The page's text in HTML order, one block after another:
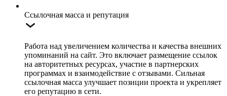
Ссылочная масса и репутация
Работа над увеличением количества и качества внешних
упоминаний на сайт. Это включает размещение ссылок
на авторитетных ресурсах, участие в партнерских
программах и взаимодействие с отзывами. Сильная
ссылочная масса улучшает позиции проекта и укрепляет
его репутацию в сети.